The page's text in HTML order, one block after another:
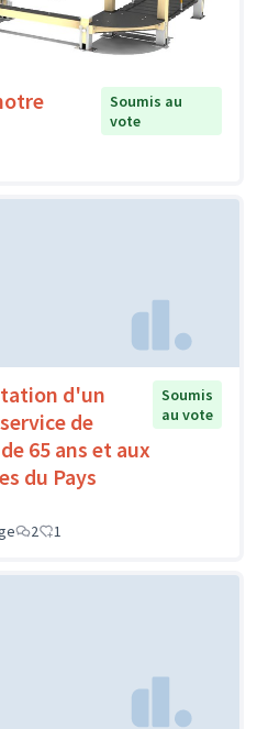
Soumis au
vote
d'un
de
65 ans et aux
du Pays
Soumis
au vote
2 1